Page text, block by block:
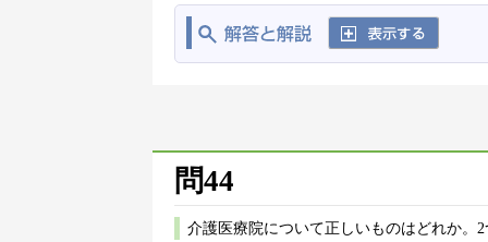
問44
介護医療院について正しいものはどれか。